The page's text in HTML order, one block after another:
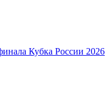
Кубка России 2026